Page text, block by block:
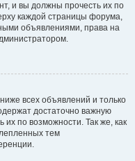
и вы должны прочесть их по
каждой страницы форума,
объявлениями, права на
всех объявлений и только
достаточно важную
по возможности. Так же, как
тем